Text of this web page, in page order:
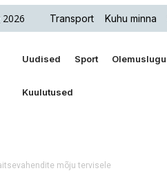
2026 Transport Kuhu minna
Uudised Sport Olemuslugu
Kuulutused
mõju tervisele